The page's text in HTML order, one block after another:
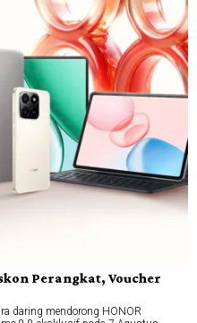
Perangkat, Voucher
daring mendorong HONOR